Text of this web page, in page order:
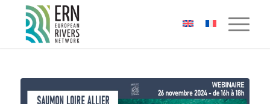
Panneau de gestion des cookies